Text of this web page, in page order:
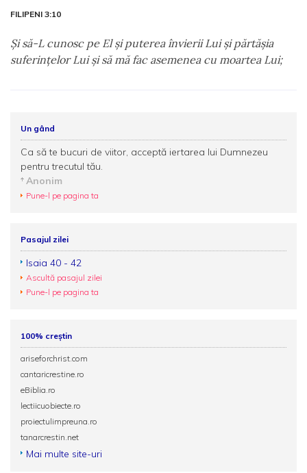
FILIPENI 3:10
Şi să-L cunosc pe El şi puterea învierii Lui şi părtăşia
suferinţelor Lui şi să mă fac asemenea cu moartea Lui;
Un gând
Ca să te bucuri de viitor, acceptă iertarea lui Dumnezeu
pentru trecutul tău.
Anonim
Pune-l pe pagina ta
Pasajul zilei
Isaia 40 - 42
Ascultă pasajul zilei
Pune-l pe pagina ta
100% creștin
ariseforchrist.com
cantaricrestine.ro
eBiblia.ro
lectiicuobiecte.ro
proiectulimpreuna.ro
tanarcrestin.net
Mai multe site-uri